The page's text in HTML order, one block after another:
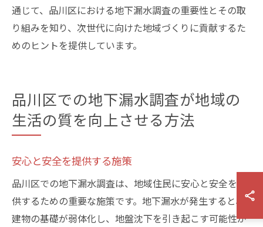
通じて、品川区における地下漏水調査の重要性とその取
り組みを知り、次世代に向けた地域づくりに貢献するた
めのヒントを提供しています。
品川区での地下漏水調査が地域の
生活の質を向上させる方法
安心と安全を提供する施策
品川区での地下漏水調査は、地域住民に安心と安全を提
供するための重要な施策です。地下漏水が発生すると、
建物の基礎が弱体化し、地盤沈下を引き起こす可能性が